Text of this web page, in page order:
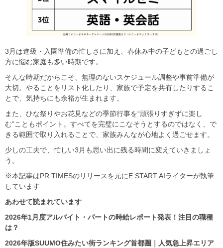
3月は進級・入園準備の忙しさに加え、春休み中の子どもとの過ごし
方に悩む家庭も多い時期です。
そんな時期だからこそ、無理のないスケジュール調整や事前準備が
大切。やることをリスト化したり、家族で予定を共有したりするこ
とで、気持ちにも余裕が生まれます。
また、ひな祭りやお花見などの季節行事を“頑張りすぎずに楽し
む”こともポイント。すべてを完璧にこなそうとするのではなく、で
きる範囲で取り入れることで、家族みんなが心地よく過ごせます。
少しの工夫で、忙しい3月も思い出に残る時間に変えていきましょ
う。
※本記事はPR TIMESのリリースを元にE START AIライターが執筆
しています
あわせて読まれています
2026年1月度アルバイト・パートの時給レポート発表！注目の職種
は？
2026年版SUUMO住みたい街ランキング首都圏｜人気急上昇エリア